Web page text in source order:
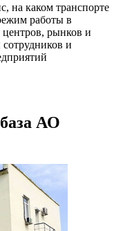
на каком транспорте
работы в
рынков и
и
АО